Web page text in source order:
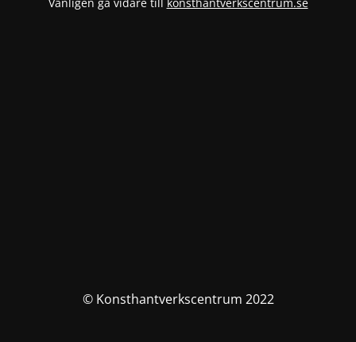
© Konsthantverkscentrum 2022